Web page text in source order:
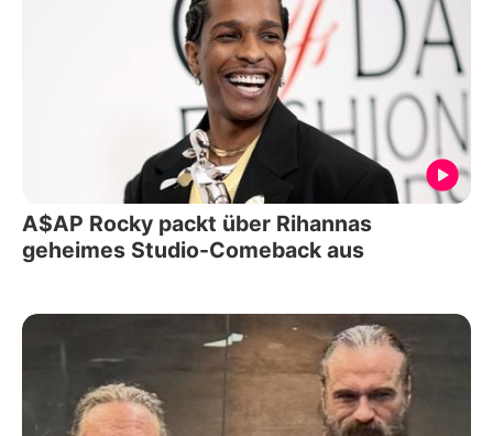
A$AP Rocky packt über Rihannas
geheimes Studio-Comeback aus